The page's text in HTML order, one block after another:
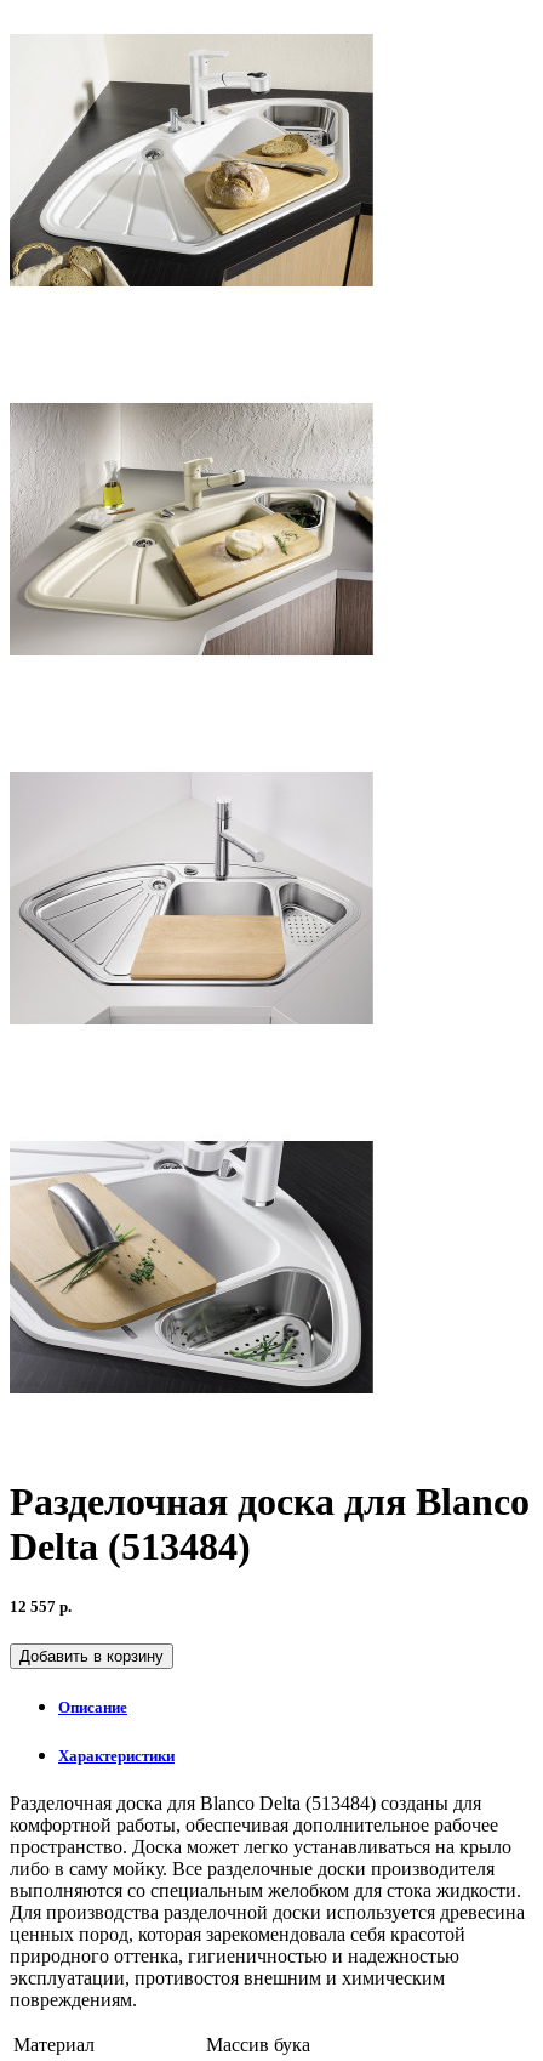
Разделочная доска для Blanco
Delta (513484)
12 557 р.
Добавить в корзину
Описание
Характеристики
Разделочная доска для Blanco Delta (513484) созданы для
комфортной работы, обеспечивая дополнительное рабочее
пространство. Доска может легко устанавливаться на крыло
либо в саму мойку. Все разделочные доски производителя
выполняются со специальным желобком для стока жидкости.
Для производства разделочной доски используется древесина
ценных пород, которая зарекомендовала себя красотой
природного оттенка, гигиеничностью и надежностью
эксплуатации, противостоя внешним и химическим
повреждениям.
Материал Массив бука